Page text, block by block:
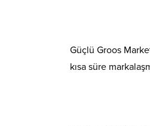
Güçlü Groos
kısa süre